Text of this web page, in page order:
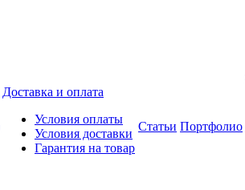
Доставка и оплата
Условия оплаты
Условия доставки
Гарантия на товар
Статьи Портфолио